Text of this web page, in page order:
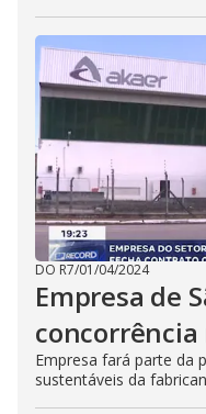
DO R7/01/04/2024
Empresa de
Empresa fará parte da
sustentáveis da